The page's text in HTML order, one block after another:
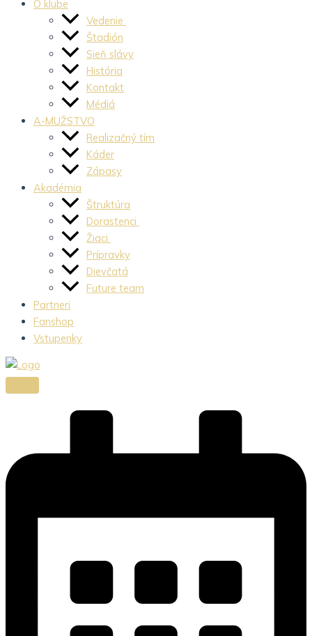
O klube
Vedenie
Štadión
Sieň slávy
História
Kontakt
Médiá
A-MUŽSTVO
Realizačný tím
Káder
Zápasy
Akadémia
Štruktúra
Dorastenci
Žiaci
Prípravky
Dievčatá
Future team
Partneri
Fanshop
Vstupenky